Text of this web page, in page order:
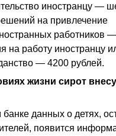
иностранцу —
на привлечение
работников
на работу иностранцу
— 4200 рублей.
жизни сирот
банке данных о детях,
появится